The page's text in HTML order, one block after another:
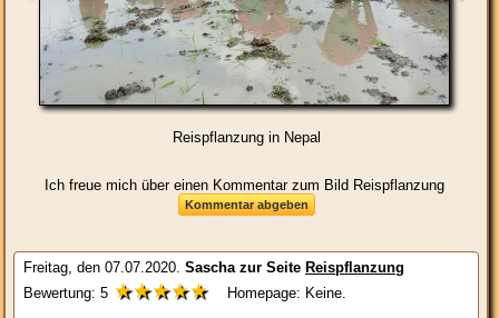
Reispflanzung in Nepal
Ich freue mich über einen Kommentar zum Bild Reispflanzung
Freitag, den 07.07.2020. Sascha zur Seite Reispflanzung
Bewertung: 5 ★★★★★ Homepage: Keine.